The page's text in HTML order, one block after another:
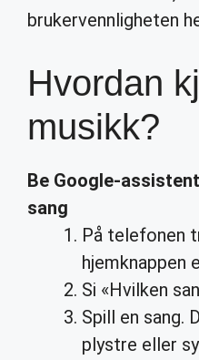
brukervennligheten
Hvordan
musikk?
Be Google-
sang
På telefonen
hjemknappen
Si «Hvilken
Spill en sang.
plystre eller